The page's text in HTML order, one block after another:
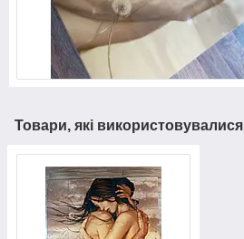
Товари, які використовувалися